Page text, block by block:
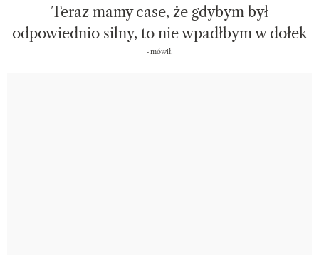
Teraz mamy case, że gdybym był
odpowiednio silny, to nie wpadłbym w dołek
- mówił.